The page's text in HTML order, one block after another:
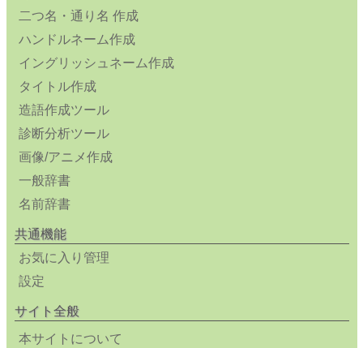
二つ名・通り名 作成
ハンドルネーム作成
イングリッシュネーム作成
タイトル作成
造語作成ツール
診断分析ツール
画像/アニメ作成
一般辞書
名前辞書
共通機能
お気に入り管理
設定
サイト全般
本サイトについて